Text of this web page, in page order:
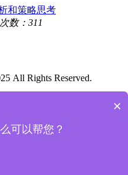
和策略思考
数：311
All Rights Reserved.
×
可以帮您？